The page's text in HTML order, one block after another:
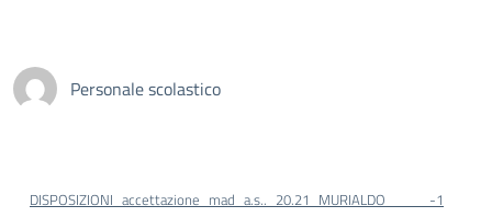
Personale scolastico
DISPOSIZIONI_accettazione_mad_a.s.._20.21_MURIALDO_____-1